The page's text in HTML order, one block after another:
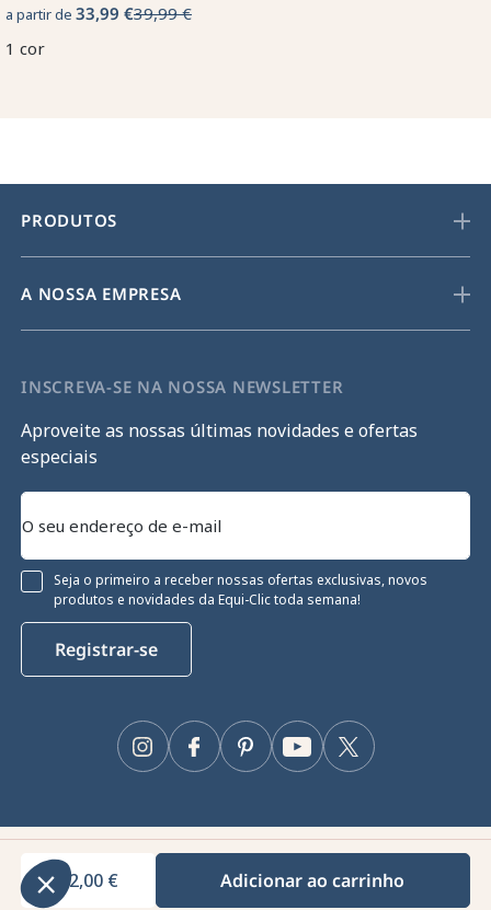
Gestão de cookies
O nosso site utiliza cookies para garantir o seu funcionamento
preferências, clique no botão "Configurar".
Consentimentos certificados por
42,00 € Adicionar ao carrinho
a partir de 33,99 €39,99 €
1 cor
PRODUTOS
A NOSSA EMPRESA
INSCREVA-SE NA NOSSA NEWSLETTER
Aproveite as nossas últimas novidades e ofertas
especiais
Seja o primeiro a receber nossas ofertas exclusivas, novos
produtos e novidades da Equi-Clic toda semana!
Registrar-se
Facebook Twitter
YouTube
Pinterest
Instagram
Equiclic © 2026
Gestão de cookies